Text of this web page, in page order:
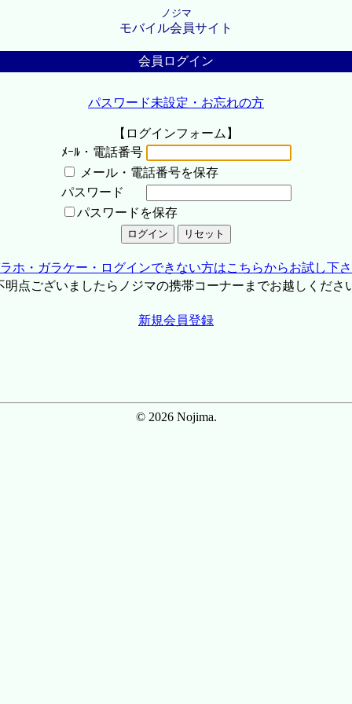
ノジマ
モバイル会員サイト
会員ログイン
パスワード未設定・お忘れの方
【ログインフォーム】
ﾒｰﾙ・電話番号
メール・電話番号を保存
パスワード
パスワードを保存
ホ・ガラケー・ログインできない方はこちらからお試し下
点ございましたらノジマの携帯コーナーまでお越しくださ
新規会員登録
© 2026 Nojima.